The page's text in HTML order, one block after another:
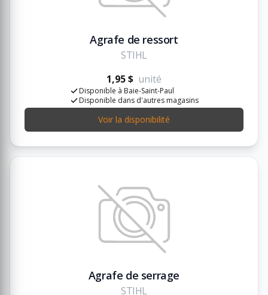
Agrafe de ressort
STIHL
1,95 $ unité
Disponible à Baie-Saint-Paul
Disponible dans d'autres magasins
Voir la disponibilité
Agrafe de serrage
STIHL